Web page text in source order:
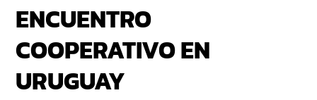
ENCUENTRO
COOPERATIVO EN
URUGUAY